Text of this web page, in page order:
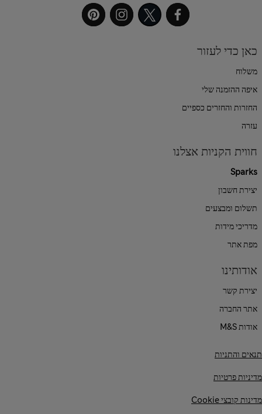
כאן כדי לעזור
משלוח
איפה ההזמנה שלי
החזרות והחזרים כספיים
עזרה
חווית הקניות אצלנו
Sparks
יצירת חשבון
תשלום ומבצעים
מדריכי מידות
מפת אתר
אודותינו
יצירת קשר
אתר החברה
אודות M&S
תנאים והתניות
מדיניות פרטיות
מדינות קובצי Cookie